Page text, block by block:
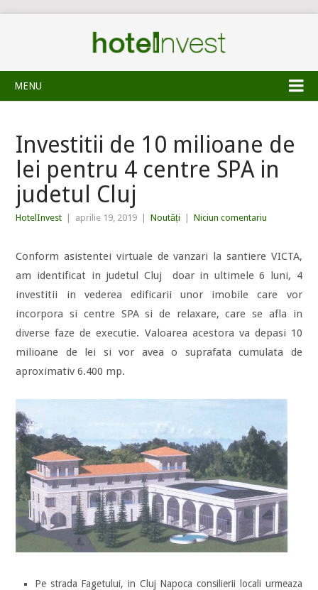
MENU
Investitii de 10 milioane de
lei pentru 4 centre SPA in
judetul Cluj
HotelInvest aprilie 19, 2019 Noutăți Niciun comentariu
Conform asistentei virtuale de vanzari la santiere VICTA,
am identificat in judetul Cluj doar in ultimele 6 luni, 4
investitii in vederea edificarii unor imobile care vor
incorpora si centre SPA si de relaxare, care se afla in
diverse faze de executie. Valoarea acestora va depasi 10
milioane de lei si vor avea o suprafata cumulata de
aproximativ 6.400 mp.
Pe strada Fagetului, in Cluj Napoca consilierii locali urmeaza